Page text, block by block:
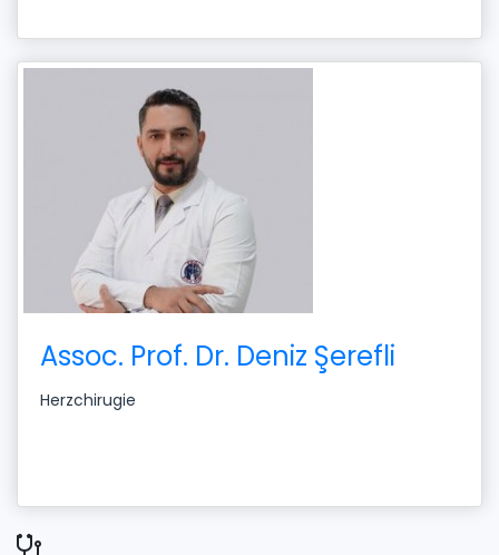
Assoc. Prof. Dr. Deniz Şerefli
Herzchirugie